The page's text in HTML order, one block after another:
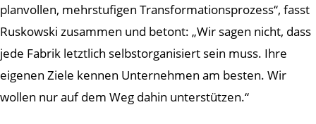
planvollen, mehrstufigen Transformationsprozess“, fasst
Ruskowski zusammen und betont: „Wir sagen nicht, dass
jede Fabrik letztlich selbstorganisiert sein muss. Ihre
eigenen Ziele kennen Unternehmen am besten. Wir
wollen nur auf dem Weg dahin unterstützen.“